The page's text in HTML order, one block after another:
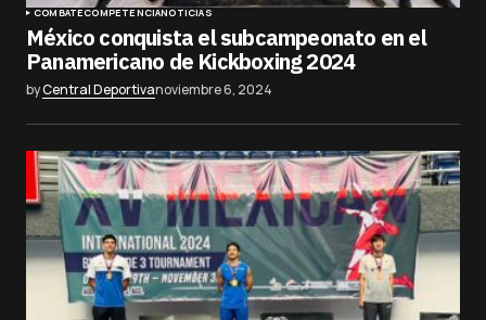
COMBATECOMPETENCIANOTICIAS
México conquista el subcampeonato en el
Panamericano de Kickboxing 2024
byCentral Deportivanoviembre 6, 2024